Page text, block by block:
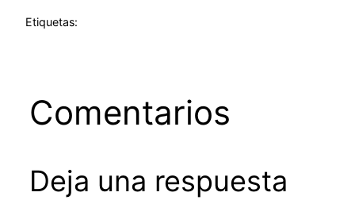
Etiquetas:
Comentarios
Deja una respuesta